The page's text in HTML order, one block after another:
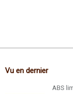
Vu en dernier
ABS